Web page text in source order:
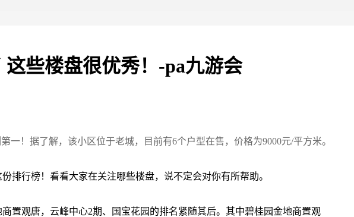
些楼盘很优秀！-pa九游会
！据了解，该小区位于老城，目前有6个户型在售，价格为9000元/平方米。
排行榜！看看大家在关注哪些楼盘，说不定会对你有所帮助。
置观唐，云峰中心2期、国宝花园的排名紧随其后。其中碧桂园金地商置观